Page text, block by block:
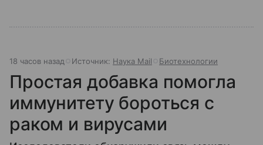
18 часов назад Источник: Наука Mail Биотехнологии
Простая добавка помогла
иммунитету бороться с
раком и вирусами